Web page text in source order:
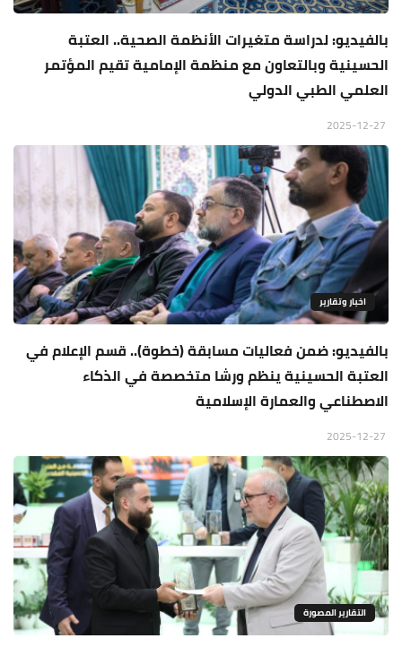
بالفيديو: لدراسة متغيرات الأنظمة الصحية.. العتبة
الحسينية وبالتعاون مع منظمة الإمامية تقيم المؤتمر
العلمي الطبي الدولي
اخبار وتقارير
بالفيديو: ضمن فعاليات مسابقة (خطوة).. قسم الإعلام في
العتبة الحسينية ينظم ورشا متخصصة في الذكاء
الاصطناعي والعمارة الإسلامية
التقارير المصورة